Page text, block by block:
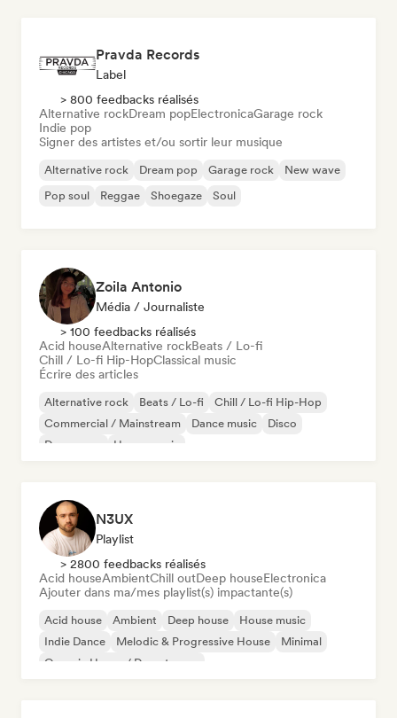
Pravda Records
Label
> 800 feedbacks réalisés
Alternative rockDream popElectronicaGarage rock
Indie pop
Signer des artistes et/ou sortir leur musique
Alternative rock Dream pop Garage rock
New wave
Pop soul
Reggae Shoegaze Soul
Zoila Antonio
Média / Journaliste
> 100 feedbacks réalisés
Acid houseAlternative rockBeats / Lo-fi
Chill / Lo-fi Hip-HopClassical music
Écrire des articles
Alternative rock Beats / Lo-fi
Chill / Lo-fi Hip-Hop
Commercial / Mainstream
Dance music
Disco
Dream pop
House music
N3UX
Playlist
> 2800 feedbacks réalisés
Acid houseAmbientChill outDeep houseElectronica
Ajouter dans ma/mes playlist(s) impactante(s)
Acid house Ambient Deep house
House music
Indie Dance
Melodic & Progressive House
Minimal
Organic House / Downtempo